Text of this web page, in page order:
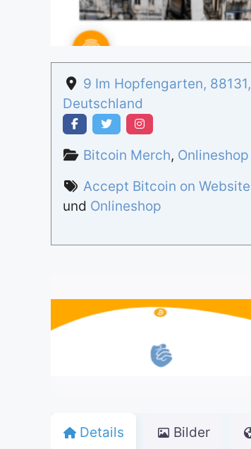
9 Im Hopfengarten, 88131,
Deutschland
Bitcoin Merch, Onlineshop
Accept Bitcoin on Website
und Onlineshop
Details Bilder